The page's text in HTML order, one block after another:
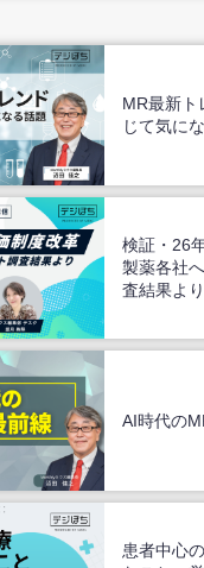
MR最新
じて気に
検証・26
製薬各社
査結果より
AI時代の
患者中心